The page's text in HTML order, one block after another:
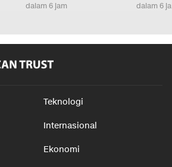
dalam 6 jam dalam 6
Teknologi
Internasional
Ekonomi